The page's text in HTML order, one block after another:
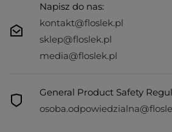
Napisz do nas:
kontakt@floslek.pl
sklep@floslek.pl
media@floslek.pl
General Product Safety